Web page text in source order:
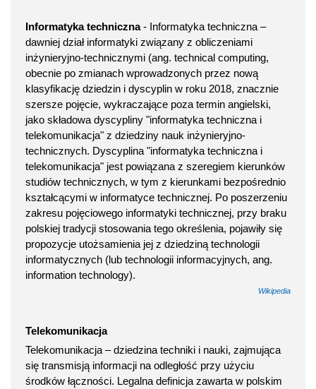
Informatyka techniczna- Informatyka techniczna –
dawniej dział informatyki związany z obliczeniami
inżynieryjno-technicznymi (ang. technical computing,
obecnie po zmianach wprowadzonych przez nową
klasyfikację dziedzin i dyscyplin w roku 2018, znacznie
szersze pojęcie, wykraczające poza termin angielski,
jako składowa dyscypliny "informatyka techniczna i
telekomunikacja" z dziedziny nauk inżynieryjno-
technicznych. Dyscyplina "informatyka techniczna i
telekomunikacja" jest powiązana z szeregiem kierunków
studiów technicznych, w tym z kierunkami bezpośrednio
kształcącymi w informatyce technicznej. Po poszerzeniu
zakresu pojęciowego informatyki technicznej, przy braku
polskiej tradycji stosowania tego określenia, pojawiły się
propozycje utożsamienia jej z dziedziną technologii
informatycznych (lub technologii informacyjnych, ang.
information technology).
Wikipedia
Telekomunikacja
Telekomunikacja – dziedzina techniki i nauki, zajmująca
się transmisją informacji na odległość przy użyciu
środków łączności. Legalna definicja zawarta w polskim